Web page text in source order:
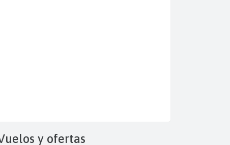
Vuelos y ofertas